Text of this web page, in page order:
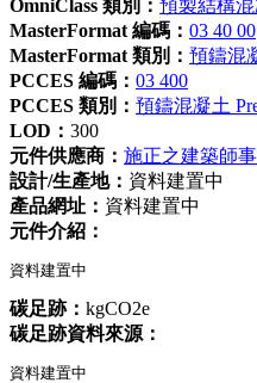
OmniClass 類別： 預製結構混
MasterFormat 編碼： 03 40 00
MasterFormat 類別： 預鑄混
PCCES 編碼： 03 400
PCCES 類別： 預鑄混凝土
LOD： 300
元件供應商： 施正之建築師
設計/生產地： 資料建置中
產品網址： 資料建置中
元件介紹：
資料建置中
碳足跡： kgCO2e
碳足跡資料來源：
資料建置中